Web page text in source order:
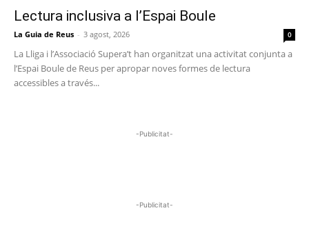
Lectura inclusiva a l’Espai Boule
La Guia de Reus - 3 agost, 2026 0
La Lliga i l’Associació Supera’t han organitzat una activitat conjunta a
l’Espai Boule de Reus per apropar noves formes de lectura
accessibles a través...
-Publicitat-
-Publicitat-